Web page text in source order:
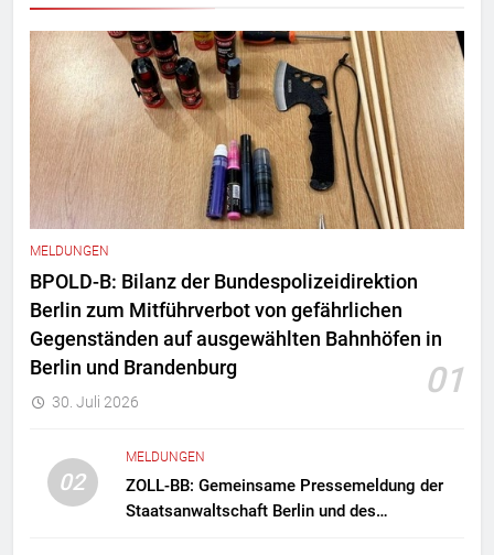
MELDUNGEN
BPOLD-B: Bilanz der Bundespolizeidirektion
Berlin zum Mitführverbot von gefährlichen
Gegenständen auf ausgewählten Bahnhöfen in
Berlin und Brandenburg
01
30. Juli 2026
02
MELDUNGEN
ZOLL-BB: Gemeinsame Pressemeldung der
Staatsanwaltschaft Berlin und des